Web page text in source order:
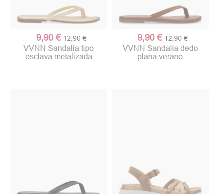
9,90 € 12,90 €
VVNN Sandalia tipo
esclava metalizada
9,90 € 12,90 €
VVNN Sandalia dedo
plana verano